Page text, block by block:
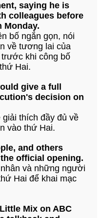
saying he is
colleagues before
Monday.
bố ngắn gọn, nói
về tương lai của
khi công bố
Hai.
give a full
decision on
thích đầy đủ về
vào thứ Hai.
and others
official opening.
và những người
Hai để khai mạc
Mix on ABC